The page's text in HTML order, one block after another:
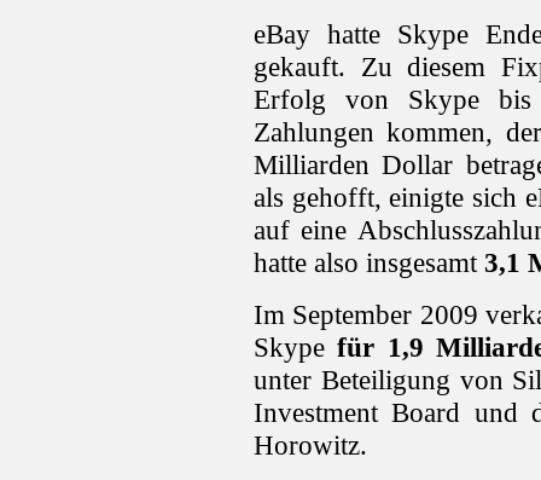
eBay hatte Skype
gekauft. Zu diesem
Erfolg von Skype
Zahlungen kommen,
Milliarden Dollar
als gehofft, einigte sich
auf eine
hatte also insgesamt3,1
Im September 2009
Skypefür 1,9
unter Beteiligung von
Investment Board und
Horowitz.